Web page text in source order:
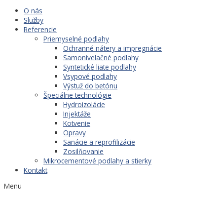
O nás
Služby
Referencie
Priemyselné podlahy
Ochranné nátery a impregnácie
Samonivelačné podlahy
Syntetické liate podlahy
Vsypové podlahy
Výstuž do betónu
Špeciálne technológie
Hydroizolácie
Injektáže
Kotvenie
Opravy
Sanácie a reprofilizácie
Zosilňovanie
Mikrocementové podlahy a stierky
Kontakt
Menu